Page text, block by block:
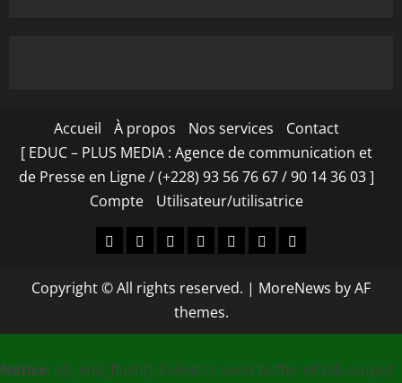
Accueil À propos Nos services
Contact
[ EDUC – PLUS MEDIA : Agence de communication et
de Presse en Ligne / (+228) 93 56 76 67 / 90 14 36 03 ]
Compte
Utilisateur/utilisatrice
Accueil
À
Nos
Contact
[
–
PLUS
:
CompteUtilisateur/
Copyright © All rights reserved. | MoreNews by AF
themes.
Notice: ob_end_flush(): Failed to send buffer of zlib output